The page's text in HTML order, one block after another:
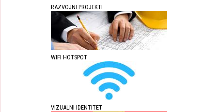
RAZVOJNI PROJEKTI
WIFI HOTSPOT
VIZUALNI IDENTITET